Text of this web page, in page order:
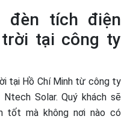
đèn tích điện
tại công ty
tại Hồ Chí Minh từ công ty
Solar. Quý khách sẽ
tốt mà không nơi nào có